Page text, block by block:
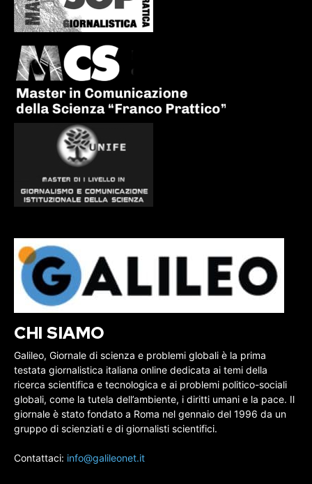
CHI SIAMO
Galileo, Giornale di scienza e problemi globali è la prima
testata giornalistica italiana online dedicata ai temi della
ricerca scientifica e tecnologica e ai problemi politico-sociali
globali, come la tutela dell’ambiente, i diritti umani e la pace. Il
giornale è stato fondato a Roma nel gennaio del 1996 da un
gruppo di scienziati e di giornalisti scientifici.
Contattaci: info@galileonet.it